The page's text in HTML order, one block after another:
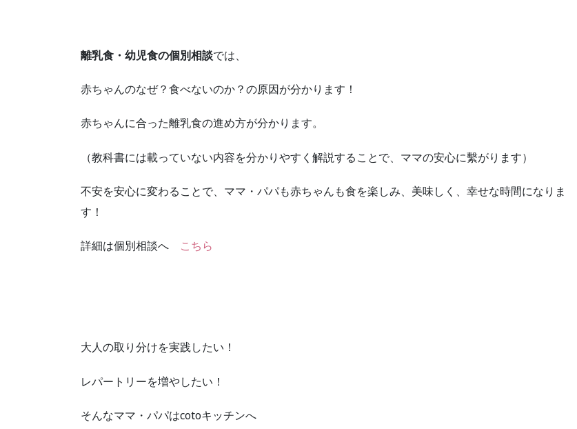
離乳食・幼児食の個別相談では、
赤ちゃんのなぜ？食べないのか？の原因が分かります！
赤ちゃんに合った離乳食の進め方が分かります。
（教科書には載っていない内容を分かりやすく解説することで、ママの安心に繫がります）
不安を安心に変わることで、ママ・パパも赤ちゃんも食を楽しみ、美味しく、幸せな時間になりま
す！
詳細は個別相談へ こちら
大人の取り分けを実践したい！
レパートリーを増やしたい！
そんなママ・パパはcotoキッチンへ